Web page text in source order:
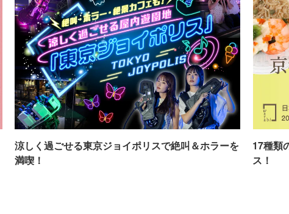
涼しく過ごせる東京ジョイポリスで絶叫＆ホラーを
満喫！
17種類
ス！